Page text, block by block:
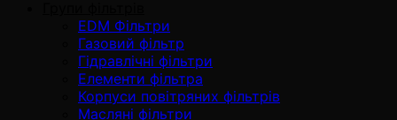
EDM Фільтри
Газовий фільтр
Гідравлічні фільтри
Елементи фільтра
Корпуси повітряних фільтрів
Масляні фільтри